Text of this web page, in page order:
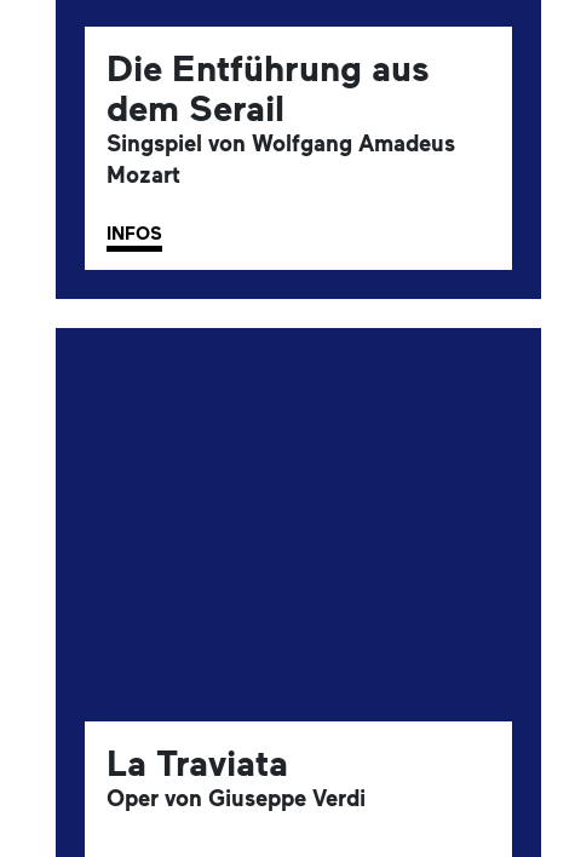
Die Entführung aus
dem Serail
Singspiel von Wolfgang Amadeus
Mozart
INFOS
La Traviata
Oper von Giuseppe Verdi